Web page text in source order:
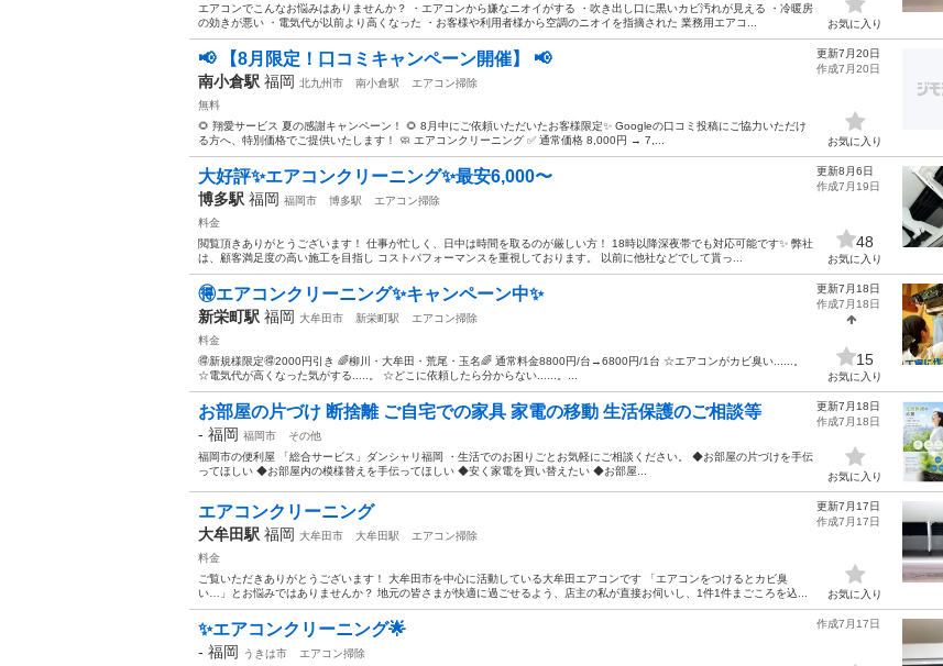
エアコンでこんなお悩みはありませんか？ ・エアコンから嫌なニオイがする ・吹き出し口に黒いカビ汚れが見える ・冷暖房
の効きが悪い ・電気代が以前より高くなった ・お客様や利用者様から空調のニオイを指摘された 業務用エアコ...
お気に入り
📢 【8月限定！口コミキャンペーン開催】 📢
南小倉駅 福岡 北九州市 南小倉駅
エアコン掃除
無料
🌻 翔愛サービス 夏の感謝キャンペーン！ 🌻 8月中にご依頼いただいたお客様限定✨ Googleの口コミ投稿にご協力いただけ
る方へ、特別価格でご提供いたします！ 🧼 エアコンクリーニング ✅ 通常価格 8,000円 → 7,...
更新7月20日
作成7月20日
お気に入り
大好評✨エアコンクリーニング✨最安6,000〜
博多駅 福岡 福岡市 博多駅
エアコン掃除
料金
閲覧頂きありがとうございます！ 仕事が忙しく、日中は時間を取るのが厳しい方！ 18時以降深夜帯でも対応可能です✨ 弊社
は、顧客満足度の高い施工を目指し コストパフォーマンスを重視しております。 以前に他社などでして貰っ...
更新8月6日
作成7月19日
48
お気に入り
🉐エアコンクリーニング✨キャンペーン中✨
新栄町駅 福岡 大牟田市 新栄町駅
エアコン掃除
料金
🉐新規様限定🉐2000円引き 🌈柳川・大牟田・荒尾・玉名🌈 通常料金8800円/台→6800円/1台 ☆エアコンがカビ臭い......。
☆電気代が高くなった気がする.....。 ☆どこに依頼したら分からない......。...
更新7月18日
作成7月18日
15
お気に入り
お部屋の片づけ 断捨離 ご自宅での家具 家電の移動 生活保護のご相談等
- 福岡 福岡市
その他
福岡市の便利屋 「総合サービス」ダンシャリ福岡 ・生活でのお困りごとお気軽にご相談ください。 ◆お部屋の片づけを手伝
ってほしい ◆お部屋内の模様替えを手伝ってほしい ◆安く家電を買い替えたい ◆お部屋...
更新7月18日
作成7月18日
お気に入り
エアコンクリーニング
大牟田駅 福岡 大牟田市 大牟田駅
エアコン掃除
料金
ご覧いただきありがとうございます！ 大牟田市を中心に活動している大牟田エアコンです 「エアコンをつけるとカビ臭
い…」とお悩みではありませんか？ 地元の皆さまが快適に過ごせるよう、店主の私が直接お伺いし、1件1件まごころを込...
更新7月17日
作成7月17日
お気に入り
✨エアコンクリーニング🌟
- 福岡 うきは市 エアコン掃除
作成7月17日